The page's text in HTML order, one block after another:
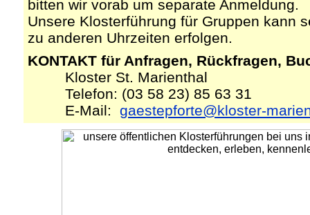
bitten wir vorab um separate Anmeldung.
Unsere Klosterführung für Gruppen kann
zu anderen Uhrzeiten erfolgen.
KONTAKT für Anfragen, Rückfragen,
Kloster St. Marienthal
Telefon: (03 58 23) 85 63 31
E-Mail: gaestepforte@kloster-